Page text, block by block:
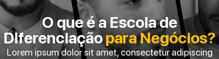
O que é a Escola de
Diferenciaçãopara Negócios?
Lorem ipsum dolor sit amet, consectetur adipiscing